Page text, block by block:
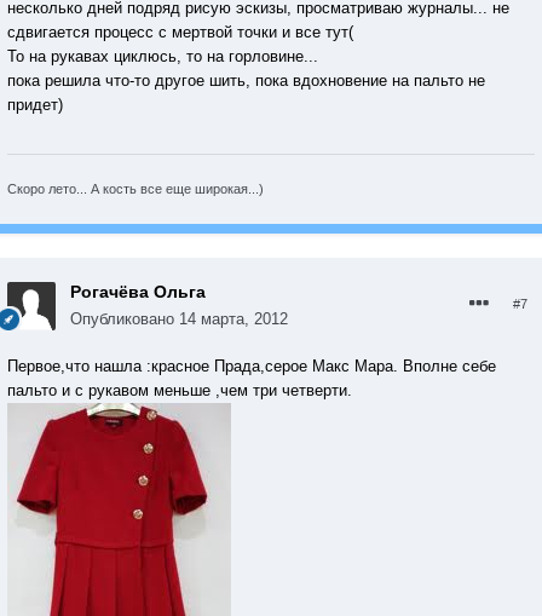
несколько дней подряд рисую эскизы, просматриваю журналы... не
сдвигается процесс с мертвой точки и все тут(
То на рукавах циклюсь, то на горловине...
пока решила что-то другое шить, пока вдохновение на пальто не
придет)
Скоро лето... А кость все еще широкая...)
Рогачёва Ольга
Опубликовано 14 марта, 2012
#7
Первое,что нашла :красное Прада,серое Макс Мара. Вполне себе
пальто и с рукавом меньше ,чем три четверти.